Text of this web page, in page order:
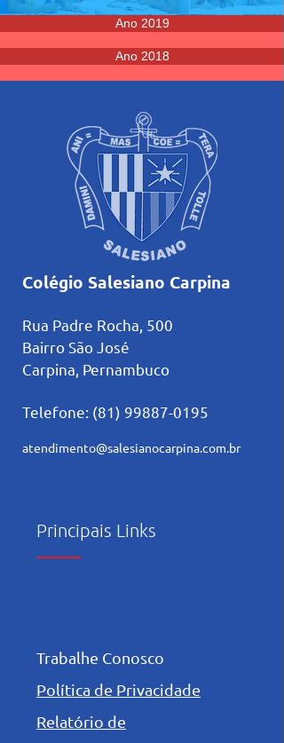
Ano 2019
Ano 2018
Colégio Salesiano Carpina
Rua Padre Rocha, 500
Bairro São José
Carpina, Pernambuco
Telefone: (81) 99887-0195
atendimento@salesianocarpina.com.br
Principais Links
Trabalhe Conosco
Política de Privacidade
Relatório de